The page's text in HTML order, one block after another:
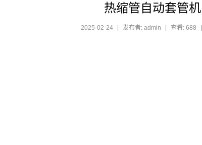
热缩管自动套管机
2025-02-24 | 发布者: admin | 查看: 688 |